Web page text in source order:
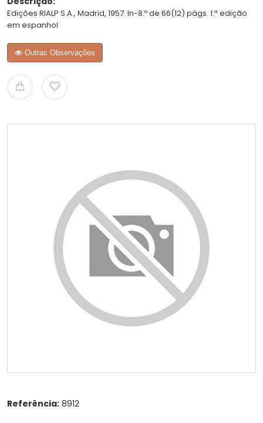
Edições RIALP S.A., Madrid, 1957. In-8.º de 66(12) págs. 1.ª edição
em espanhol
Outras Observações
Referência: 8912